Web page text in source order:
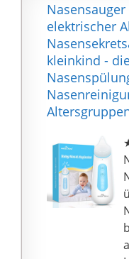
elektrischer
kleinkind -